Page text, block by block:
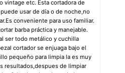
vintage etc. Esta cortadora de
usar de día o de noche,no
conveniente para uso familiar.
barba práctica y manejable.
ser todo metálico y cuchilla
cortador se enjuaga bajo el
pequeño para limpia la es muy
resultados,despues de limpiar